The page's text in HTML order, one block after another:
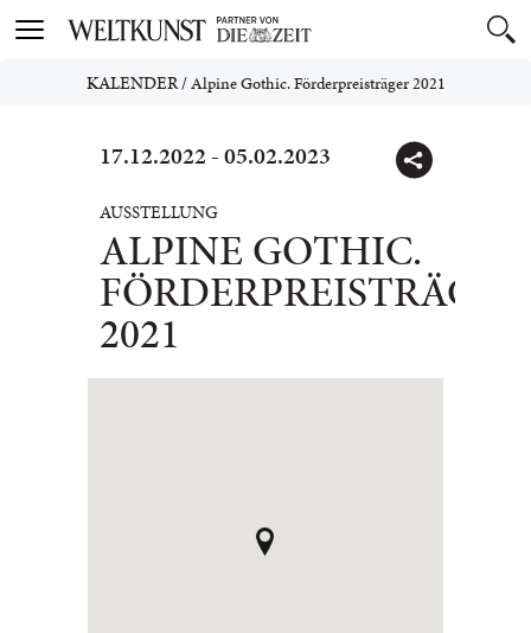
Toggle
KALENDER/Alpine Gothic. Förderpreisträger 2021
17.12.2022 - 05.02.2023
AUSSTELLUNG
ALPINE GOTHIC.
FÖRDERPREISTRÄGER
2021